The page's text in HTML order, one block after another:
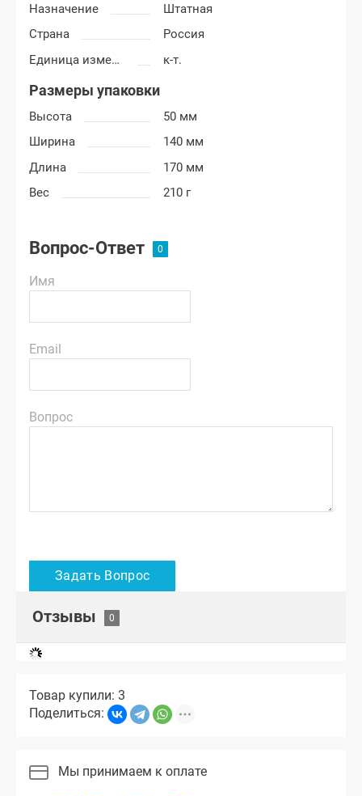
Назначение
Штатная
Страна
Россия
Единица измерения
к-т.
Размеры упаковки
Высота
50 мм
Ширина
140 мм
Длина
170 мм
Вес
210 г
Вопрос-Ответ
Имя
Email
Вопрос
Отзывы
Товар купили: 3
Поделиться:
Мы принимаем к оплате